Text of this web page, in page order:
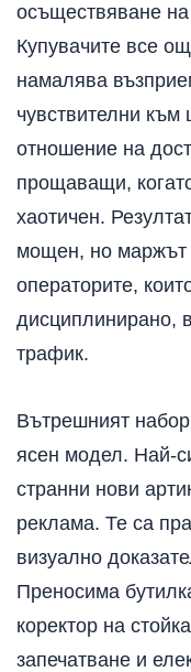
осъществяване на
Купувачите все
намалява
чувствителни към
отношение на
прощаващи,
хаотичен.
мощен, но маржът
операторите,
дисциплинирано,
трафик.
Вътрешният
ясен модел. Най-
странни нови
реклама. Те са
визуално
Преносима
коректор на
запечатване и